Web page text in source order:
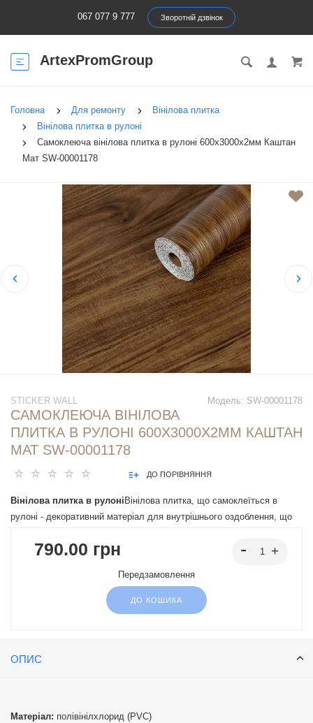
067 077 9 777 Зворотній дзвінок
ArtexPromGroup
Головна Для ремонту
Вінілова плитка
Вінілова плитка в рулоні
Самоклеюча вінілова плитка в рулоні 600х3000х2мм Каштан
Мат SW-00001178
Модель: SW-00001178
STICKER WALL
САМОКЛЕЮЧА ВІНІЛОВА
ПЛИТКА В РУЛОНІ 600Х3000Х2ММ КАШТАН
МАТ SW-00001178
ДО ПОРІВНЯННЯ
Вінілова плитка в рулоні Вінілова плитка, що самоклеїться в
рулоні - декоративний матеріал для внутрішнього оздоблення, що
імітують натуральні матеріали, підходять під різні інтер'єрні
790.00 грн
Передзамовлення
ДО КОШИКА
ОПИС
Матеріал: полівінілхлорид (PVC)